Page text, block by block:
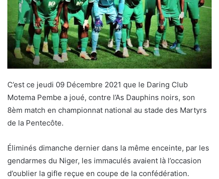
C’est ce jeudi 09 Décembre 2021 que le Daring Club
Motema Pembe a joué, contre l’As Dauphins noirs, son
8èm match en championnat national au stade des Martyrs
de la Pentecôte.
Éliminés dimanche dernier dans la même enceinte, par les
gendarmes du Niger, les immaculés avaient là l’occasion
d’oublier la gifle reçue en coupe de la confédération.